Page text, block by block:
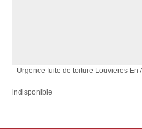
Urgence fuite de toiture Louvieres En
indisponible